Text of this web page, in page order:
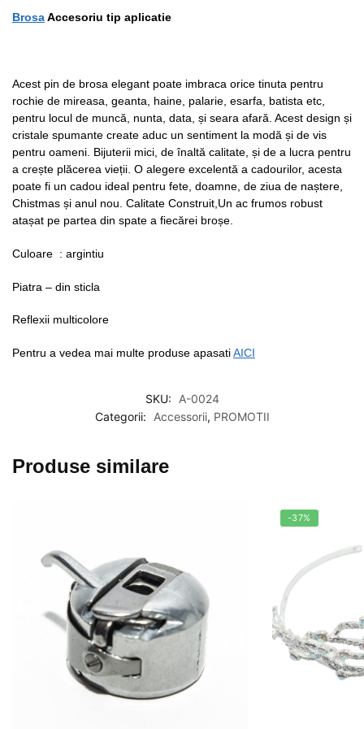
BrosaAccesoriu tip aplicatie
Acest pin de brosa elegant poate imbraca orice tinuta pentru
rochie de mireasa, geanta, haine, palarie, esarfa, batista etc,
pentru locul de muncă, nunta, data, și seara afară. Acest design și
cristale spumante create aduc un sentiment la modă și de vis
pentru oameni. Bijuterii mici, de înaltă calitate, și de a lucra pentru
a crește plăcerea vieții. O alegere excelentă a cadourilor, acesta
poate fi un cadou ideal pentru fete, doamne, de ziua de naștere,
Chistmas și anul nou. Calitate Construit,Un ac frumos robust
atașat pe partea din spate a fiecărei broșe.
Culoare : argintiu
Piatra – din sticla
Reflexii multicolore
Pentru a vedea mai multe produse apasatiAICI
SKU:
A-0024
Categorii:
Accessorii, PROMOTII
Produse similare
-37%